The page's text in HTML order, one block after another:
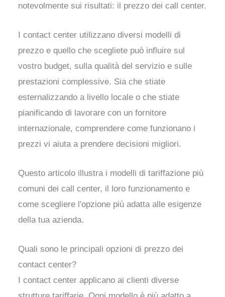
notevolmente sui risultati: il prezzo dei call center.
I contact center utilizzano diversi modelli di
prezzo e quello che scegliete può influire sul
vostro budget, sulla qualità del servizio e sulle
prestazioni complessive. Sia che stiate
esternalizzando a livello locale o che stiate
pianificando di lavorare con un fornitore
internazionale, comprendere come funzionano i
prezzi vi aiuta a prendere decisioni migliori.
Questo articolo illustra i modelli di tariffazione più
comuni dei call center, il loro funzionamento e
come scegliere l'opzione più adatta alle esigenze
della tua azienda.
Quali sono le principali opzioni di prezzo dei
contact center?
I contact center applicano ai clienti diverse